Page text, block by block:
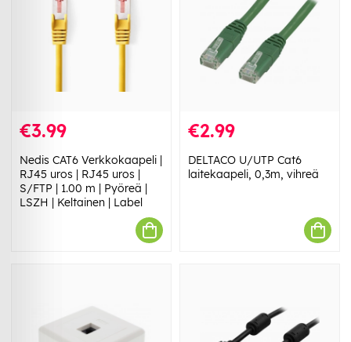
€3.99
Nedis CAT6 Verkkokaapeli |
RJ45 uros | RJ45 uros |
S/FTP | 1.00 m | Pyöreä |
LSZH | Keltainen | Label
€2.99
DELTACO U/UTP Cat6
laitekaapeli, 0,3m, vihreä